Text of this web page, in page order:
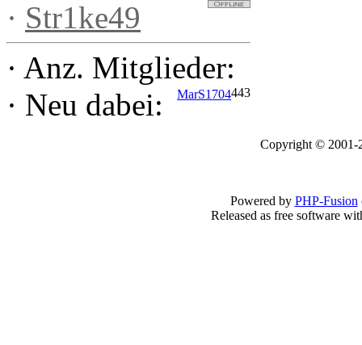
· Str1ke49
· Anz. Mitglieder:
443
· Neu dabei: MarS1704
Copyright © 2001-
Powered by PHP-Fusion
Released as free software